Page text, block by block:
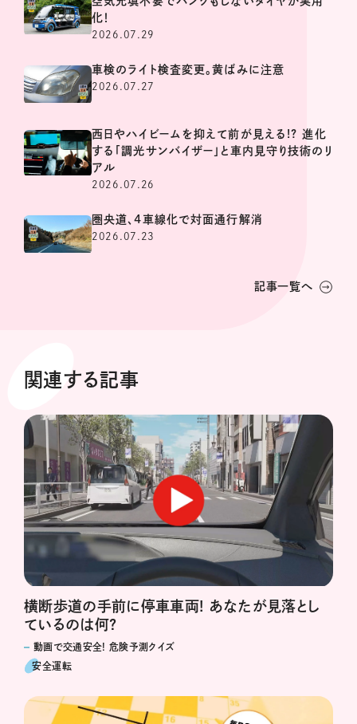
化！
2026.07.29
車検のライト検査変更。黄ばみに注意
2026.07.27
西日やハイビームを抑えて前が見える!? 進化
する「調光サンバイザー」と車内見守り技術のリ
アル
2026.07.26
圏央道、4車線化で対面通行解消
2026.07.23
記事一覧へ
関連する記事
横断歩道の手前に停車車両! あなたが見落とし
ているのは何?
動画で交通安全! 危険予測クイズ
安全運転